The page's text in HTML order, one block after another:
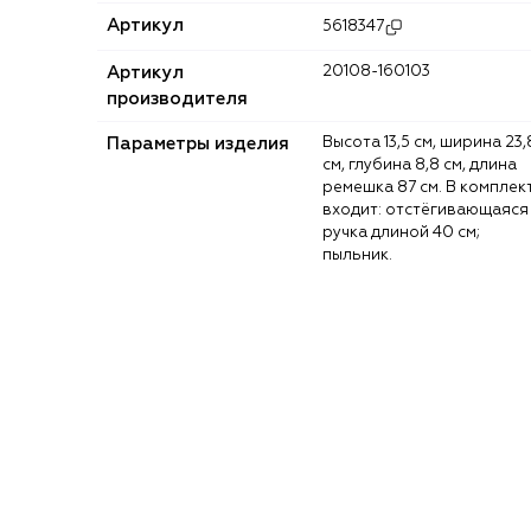
Артикул 5618347
Артикул
производителя
20108-160103
Параметры изделия
Высота 13,5 см, ширина 23,8
см, глубина 8,8 см, длина
ремешка 87 см. В
входит: отстёгивающаяся
ручка длиной 40 см;
пыльник.